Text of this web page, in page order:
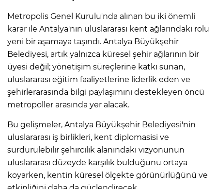
Metropolis Genel Kurulu'nda alınan bu iki önemli
karar ile Antalya'nın uluslararası kent ağlarındaki rolü
yeni bir aşamaya taşındı. Antalya Büyükşehir
Belediyesi, artık yalnızca küresel şehir ağlarının bir
üyesi değil; yönetişim süreçlerine katkı sunan,
uluslararası eğitim faaliyetlerine liderlik eden ve
şehirlerarasında bilgi paylaşımını destekleyen öncü
metropoller arasında yer alacak.
Bu gelişmeler, Antalya Büyükşehir Belediyesi'nin
uluslararası iş birlikleri, kent diplomasisi ve
sürdürülebilir şehircilik alanındaki vizyonunun
uluslararası düzeyde karşılık bulduğunu ortaya
koyarken, kentin küresel ölçekte görünürlüğünü ve